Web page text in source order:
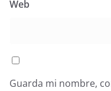
Web
Guarda mi nombre,